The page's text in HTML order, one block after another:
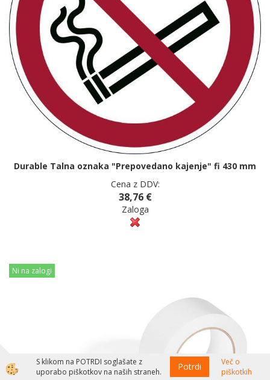
Durable Talna oznaka "Prepovedano kajenje" fi 430 mm
Cena z DDV:
38,76 €
Zaloga
Ni na zalogi
S klikom na POTRDI soglašate z
uporabo piškotkov na naših straneh.
Potrdi
Več o
piškotkih